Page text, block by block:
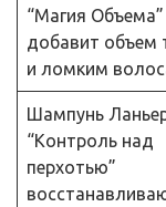
“Магия Объема”
добавит объем
и ломким
Шампунь
“Контроль над
перхотью”